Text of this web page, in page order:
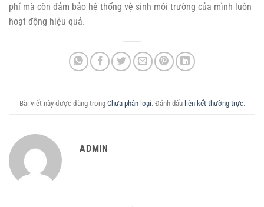
phí mà còn đảm bảo hệ thống vệ sinh môi trường của mình luôn
hoạt động hiệu quả.
Bài viết này được đăng trong Chưa phân loại. Đánh dấu liên kết thường trực.
ADMIN